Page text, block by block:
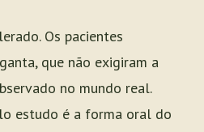
Os pacientes
que não exigiram a
no mundo real.
estudo é a forma oral do